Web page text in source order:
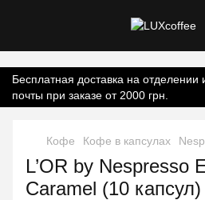
Бесплатная доставка на
почты при заказе от 2000 грн.
Кофе Кофе в капсулах
L’OR by Nespresso
Caramel (10 капсул)